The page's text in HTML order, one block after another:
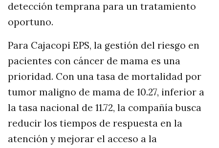
detección temprana para un tratamiento
oportuno.
Para Cajacopi EPS, la gestión del riesgo en
pacientes con cáncer de mama es una
prioridad. Con una tasa de mortalidad por
tumor maligno de mama de 10.27, inferior a
la tasa nacional de 11.72, la compañía busca
reducir los tiempos de respuesta en la
atención y mejorar el acceso a la